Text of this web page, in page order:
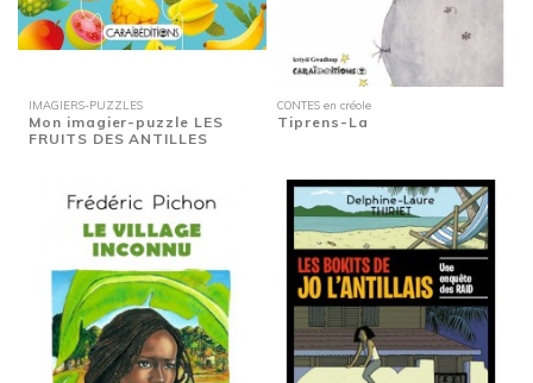
IMAGIERS-PUZZLES
Mon imagier-puzzle LES
FRUITS DES ANTILLES
CONTES en créole
Tiprens-La